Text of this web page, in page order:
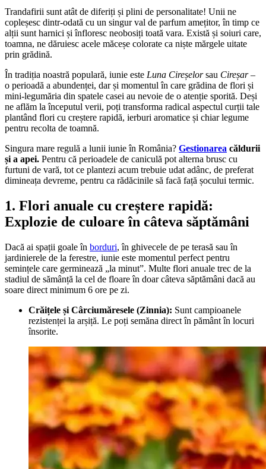
Trandafirii sunt atât de diferiți și plini de personalitate! Unii ne
copleșesc dintr-odată cu un singur val de parfum amețitor, în timp ce
alții sunt harnici și înfloresc neobosiți toată vara. Există și soiuri care,
toamna, ne dăruiesc acele măceșe colorate ca niște mărgele uitate
prin grădină.
În tradiția noastră populară, iunie este Luna Cireșelorsau Cireșar–
o perioadă a abundenței, dar și momentul în care grădina de flori și
mini-legumăria din spatele casei au nevoie de o atenție sporită. Deși
ne aflăm la începutul verii, poți transforma radical aspectul curții tale
plantând flori cu creștere rapidă, ierburi aromatice și chiar legume
pentru recolta de toamnă.
Singura mare regulă a lunii iunie în România? Gestionarea căldurii
și a apei. Pentru că perioadele de caniculă pot alterna brusc cu
furtuni de vară, tot ce plantezi acum trebuie udat adânc, de preferat
dimineața devreme, pentru ca rădăcinile să facă față șocului termic.
1. Flori anuale cu creștere rapidă:
Explozie de culoare în câteva săptămâni
Dacă ai spații goale în borduri, în ghivecele de pe terasă sau în
jardinierele de la ferestre, iunie este momentul perfect pentru
semințele care germinează „la minut”. Multe flori anuale trec de la
stadiul de sămânță la cel de floare în doar câteva săptămâni dacă au
soare direct minimum 6 ore pe zi.
Crăițele și Cârciumăresele (Zinnia): Sunt campioanele
rezistenței la arșiță. Le poți semăna direct în pământ în locuri
însorite.